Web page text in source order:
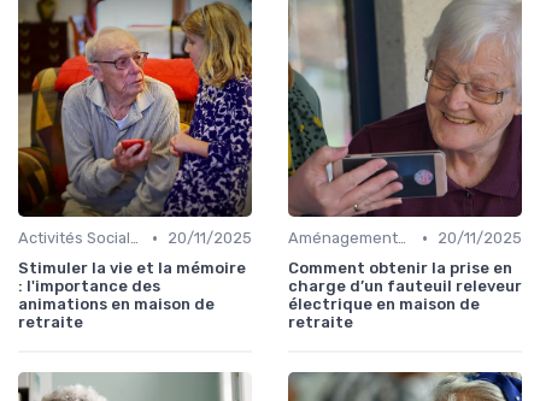
Activités Sociales et Loisirs •
20/11/2025
Stimuler la vie et la mémoire
: l'importance des
animations en maison de
retraite
Aménagements pour Personnes à Mobilité Réduite •
20/11/2025
Comment obtenir la prise en
charge d’un fauteuil releveur
électrique en maison de
retraite